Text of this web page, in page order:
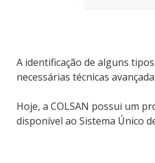
A identificação de alguns
necessárias técnicas
Hoje, a COLSAN possui um
disponível ao Sistema Único